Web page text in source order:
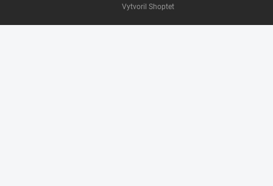
Vytvoril Shoptet